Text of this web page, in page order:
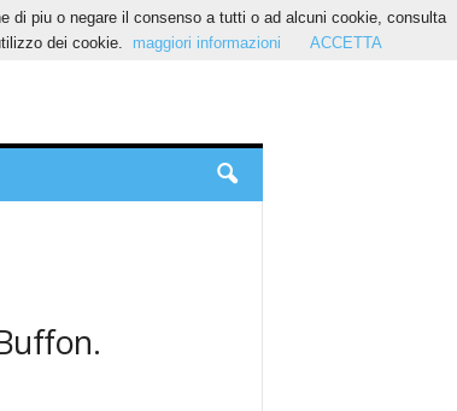
di piu o negare il consenso a tutti o ad alcuni cookie, consulta
dei cookie.
maggiori informazioni ACCETTA